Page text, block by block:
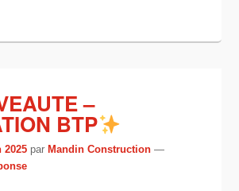
–
BTP
2025 par Mandin Construction —